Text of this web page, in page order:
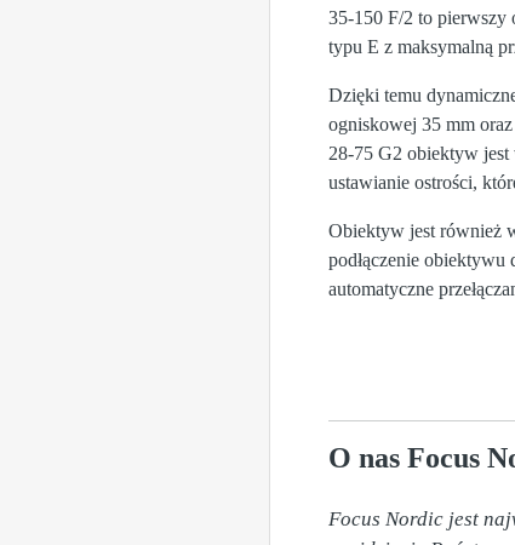
35-150 F/2 to pierwszy
typu E z maksymalną
Dzięki temu
ogniskowej 35 mm
28-75 G2 obiektyw
ustawianie ostrości,
Obiektyw jest również
podłączenie
automatyczne
O nas Focus
Focus Nordic jest